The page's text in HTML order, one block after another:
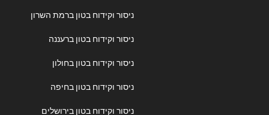
ניסור וקידוח בטון ברמת השרון
ניסור וקידוח בטון ברעננה
ניסור וקידוח בטון בחולון
ניסור וקידוח בטון בחיפה
ניסור וקידוח בטון בירושלים